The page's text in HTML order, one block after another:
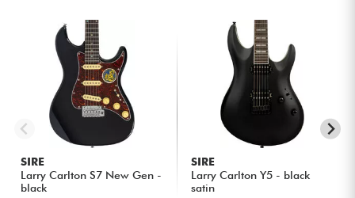
SIRE
Larry Carlton S7 New Gen -
black
SIRE
Larry Carlton Y5 - black
satin